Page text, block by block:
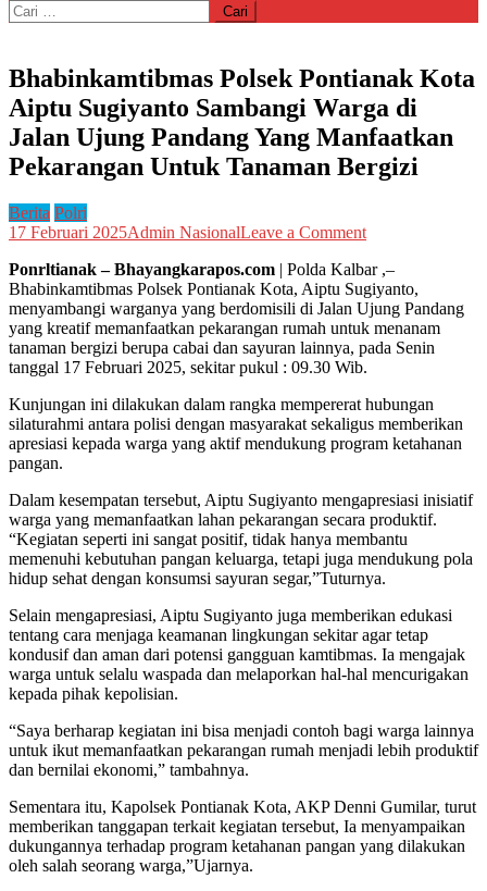
Cari
untuk:
Bhabinkamtibmas Polsek Pontianak Kota
Aiptu Sugiyanto Sambangi Warga di
Jalan Ujung Pandang Yang Manfaatkan
Pekarangan Untuk Tanaman Bergizi
Berita Polri
17 Februari 2025Admin NasionalLeave a Commenton
Polsek
Pontianak
Kota
Aiptu
Sugiyanto
Sambangi
di
Jalan
Ujung
Manfaatkan
Pekarangan
Untuk
Tanaman
Bergizi
Ponrltianak – Bhayangkarapos.com | Polda Kalbar ,–
Bhabinkamtibmas Polsek Pontianak Kota, Aiptu Sugiyanto,
menyambangi warganya yang berdomisili di Jalan Ujung Pandang
yang kreatif memanfaatkan pekarangan rumah untuk menanam
tanaman bergizi berupa cabai dan sayuran lainnya, pada Senin
tanggal 17 Februari 2025, sekitar pukul : 09.30 Wib.
Kunjungan ini dilakukan dalam rangka mempererat hubungan
silaturahmi antara polisi dengan masyarakat sekaligus memberikan
apresiasi kepada warga yang aktif mendukung program ketahanan
pangan.
Dalam kesempatan tersebut, Aiptu Sugiyanto mengapresiasi inisiatif
warga yang memanfaatkan lahan pekarangan secara produktif.
“Kegiatan seperti ini sangat positif, tidak hanya membantu
memenuhi kebutuhan pangan keluarga, tetapi juga mendukung pola
hidup sehat dengan konsumsi sayuran segar,”Tuturnya.
Selain mengapresiasi, Aiptu Sugiyanto juga memberikan edukasi
tentang cara menjaga keamanan lingkungan sekitar agar tetap
kondusif dan aman dari potensi gangguan kamtibmas. Ia mengajak
warga untuk selalu waspada dan melaporkan hal-hal mencurigakan
kepada pihak kepolisian.
“Saya berharap kegiatan ini bisa menjadi contoh bagi warga lainnya
untuk ikut memanfaatkan pekarangan rumah menjadi lebih produktif
dan bernilai ekonomi,” tambahnya.
Sementara itu, Kapolsek Pontianak Kota, AKP Denni Gumilar, turut
memberikan tanggapan terkait kegiatan tersebut, Ia menyampaikan
dukungannya terhadap program ketahanan pangan yang dilakukan
oleh salah seorang warga,”Ujarnya.